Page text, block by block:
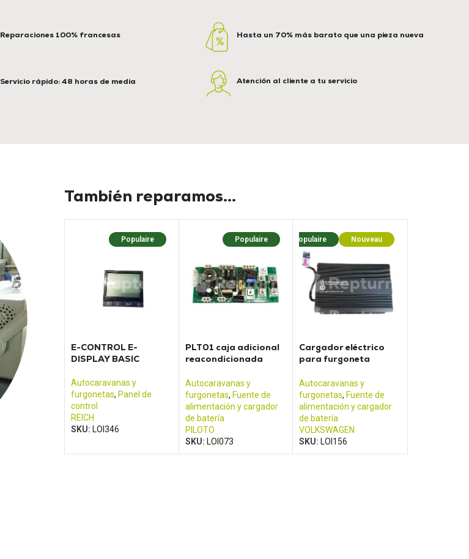
Reparaciones 100% francesas
Servicio rápido: 48 horas de media
Hasta un 70% más barato que una pieza nueva
Atención al cliente a tu servicio
También reparamos...
Populaire
E-CONTROL E-
DISPLAY BASIC
Autocaravanas y
furgonetas, Panel de
control
REICH
SKU: LOI346
Populaire
PLT01 caja adicional
reacondicionada
Pilote
Autocaravanas y
furgonetas, Fuente de
alimentación y cargador
de batería
PILOTO
SKU: LOI073
Populaire Nouveau
Cargador eléctrico
para furgoneta
Autocaravanas y
furgonetas, Fuente de
alimentación y cargador
de batería
VOLKSWAGEN
SKU: LOI156